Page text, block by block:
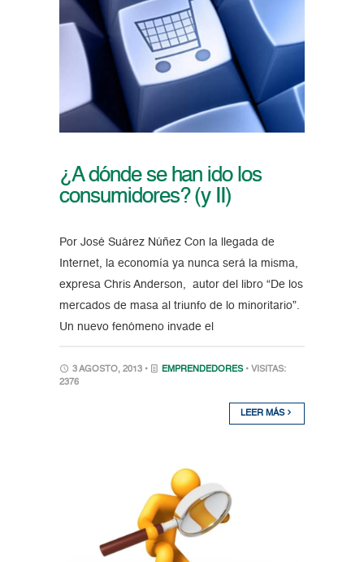
¿A dónde se han ido los
consumidores? (y II)
Por José Suárez Núñez Con la llegada de
Internet, la economía ya nunca será la misma,
expresa Chris Anderson, autor del libro “De los
mercados de masa al triunfo de lo minoritario”.
Un nuevo fenómeno invade el
3 AGOSTO, 2013 • EMPRENDEDORES • VISITAS:
2376
LEER MÁS